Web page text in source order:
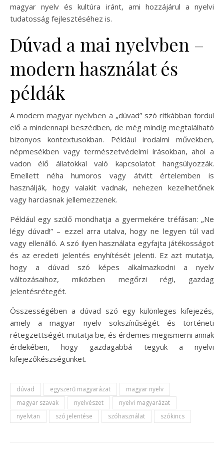
magyar nyelv és kultúra iránt, ami hozzájárul a nyelvi
tudatosság fejlesztéséhez is.
Dúvad a mai nyelvben –
modern használat és
példák
A modern magyar nyelvben a „dúvad” szó ritkábban fordul
elő a mindennapi beszédben, de még mindig megtalálható
bizonyos kontextusokban. Például irodalmi művekben,
népmesékben vagy természetvédelmi írásokban, ahol a
vadon élő állatokkal való kapcsolatot hangsúlyozzák.
Emellett néha humoros vagy átvitt értelemben is
használják, hogy valakit vadnak, nehezen kezelhetőnek
vagy harciasnak jellemezzenek.
Például egy szülő mondhatja a gyermekére tréfásan: „Ne
légy dúvad!” – ezzel arra utalva, hogy ne legyen túl vad
vagy ellenálló. A szó ilyen használata egyfajta játékosságot
és az eredeti jelentés enyhítését jelenti. Ez azt mutatja,
hogy a dúvad szó képes alkalmazkodni a nyelv
változásaihoz, miközben megőrzi régi, gazdag
jelentésrétegét.
Összességében a dúvad szó egy különleges kifejezés,
amely a magyar nyelv sokszínűségét és történeti
rétegzettségét mutatja be, és érdemes megismerni annak
érdekében, hogy gazdagabbá tegyük a nyelvi
kifejezőkészségünket.
dúvad egyszerű magyarázat
magyar nyelv
magyar szavak
nyelvészet
nyelvi magyarázat
nyelvtan
szó jelentése szóhasználat szókincs